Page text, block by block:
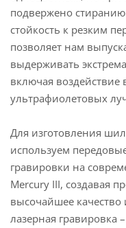
подвержено
стойкость к резким
позволяет нам
выдерживать
включая воздействие
ультрафиолетовых
Для изготовления
используем
гравировки на
Mercury III, создавая
высочайшее
лазерная гравировка